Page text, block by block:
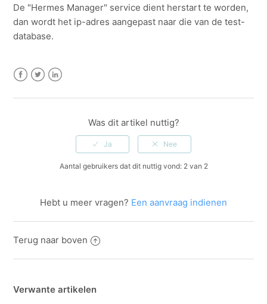
De "Hermes Manager" service dient herstart te worden,
dan wordt het ip-adres aangepast naar die van de test-
database.
Was dit artikel nuttig?
Aantal gebruikers dat dit nuttig vond: 2 van 2
Hebt u meer vragen? Een aanvraag indienen
Terug naar boven
Verwante artikelen